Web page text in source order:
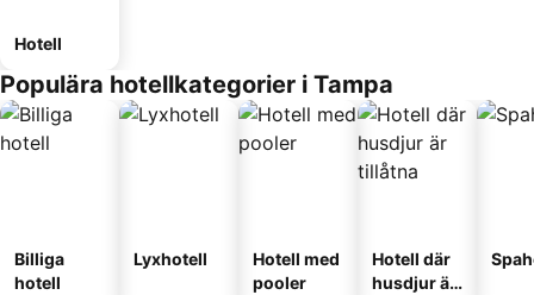
Hotell
Populära hotellkategorier i Tampa
Billiga
hotell
Lyxhotell
Hotell med
pooler
Hotell där
husdjur är